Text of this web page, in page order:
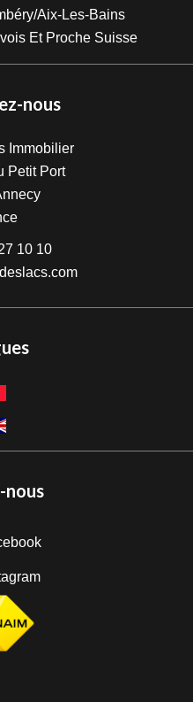
Aix-Les-Bains
Et Proche Suisse
nous
Immobilier
Petit Port
10 10
nous